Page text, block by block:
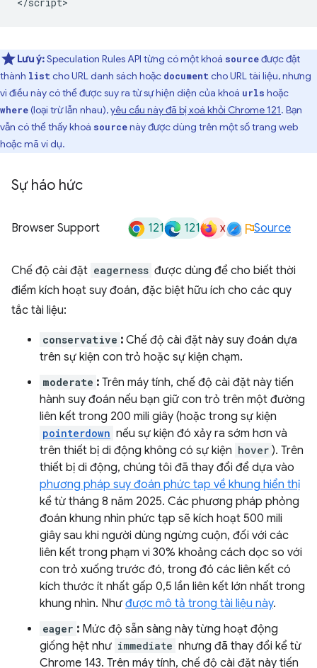
Lưu ý:Speculation Rules API từng có một khoá sourceđược đặt
thành listcho URL danh sách hoặc documentcho URL tài liệu, nhưng
vì điều này có thể được suy ra từ sự hiện diện của khoá urls hoặc
where(loại trừ lẫn nhau),yêu cầu này đã bị xoá khỏi Chrome 121. Bạn
vẫn có thể thấy khoá sourcenày được dùng trên một số trang web
hoặc mã ví dụ.
Sự háo hức
Browser Support 121 121 x Source
Chế độ cài đặt eagerness được dùng để cho biết thời
điểm kích hoạt suy đoán, đặc biệt hữu ích cho các quy
tắc tài liệu:
conservative : Chế độ cài đặt này suy đoán dựa
trên sự kiện con trỏ hoặc sự kiện chạm.
moderate : Trên máy tính, chế độ cài đặt này tiến
hành suy đoán nếu bạn giữ con trỏ trên một đường
liên kết trong 200 mili giây (hoặc trong sự kiện
pointerdown nếu sự kiện đó xảy ra sớm hơn và
trên thiết bị di động không có sự kiện hover ). Trên
thiết bị di động, chúng tôi đã thay đổi để dựa vào
phương pháp suy đoán phức tạp về khung hiển thị
kể từ tháng 8 năm 2025. Các phương pháp phỏng
đoán khung nhìn phức tạp sẽ kích hoạt 500 mili
giây sau khi người dùng ngừng cuộn, đối với các
liên kết trong phạm vi 30% khoảng cách dọc so với
con trỏ xuống trước đó, trong đó các liên kết có
kích thước ít nhất gấp 0,5 lần liên kết lớn nhất trong
khung nhìn. Như được mô tả trong tài liệu này.
eager : Mức độ sẵn sàng này từng hoạt động
giống hệt như immediate nhưng đã thay đổi kể từ
Chrome 143. Trên máy tính, chế độ cài đặt này tiến